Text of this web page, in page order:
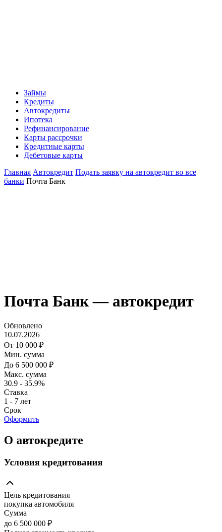
Займы
Кредиты
Автокредиты
Ипотека
Рефинансирование
Карты рассрочки
Кредитные карты
Дебетовые карты
Главная Автокредит Подать заявку на автокредит во все
банки Почта Банк
Почта Банк — автокредит
Обновлено
10.07.2026
От 10 000 ₽
Мин. сумма
До 6 500 000 ₽
Макс. сумма
30.9 - 35.9%
Ставка
1 - 7 лет
Срок
Оформить
О автокредите
Условия кредитования
Цель кредитования
покупка автомобиля
Сумма
до 6 500 000 ₽